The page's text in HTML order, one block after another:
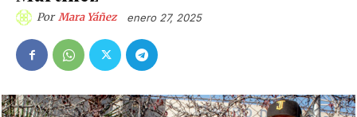
Por Mara Yáñez enero 27, 2025